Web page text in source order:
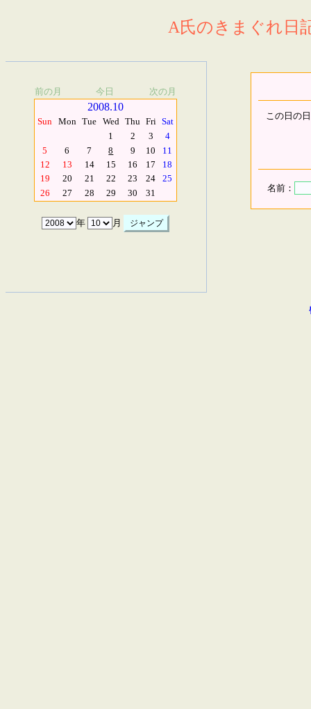
A氏のきまぐれ日
前の月 今日 次の月
2008.10
Sun Mon Tue Wed Thu Fri Sat
1
2 3
4
5
6 7 8 9 10
11
12
13 14 15 16 17
18
19
20 21 22 23 24
25
26
27 28 29 30 31
年 月
この日の
名前：